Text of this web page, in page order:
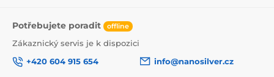
Potřebujete poradit offline
Zákaznický servis je k dispozici
+420 604 915 654
info@nanosilver.cz